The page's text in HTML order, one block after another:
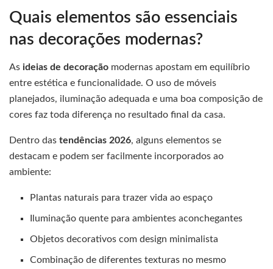
Quais elementos são essenciais
nas decorações modernas?
As ideias de decoração modernas apostam em equilíbrio
entre estética e funcionalidade. O uso de móveis
planejados, iluminação adequada e uma boa composição de
cores faz toda diferença no resultado final da casa.
Dentro das tendências 2026, alguns elementos se
destacam e podem ser facilmente incorporados ao
ambiente:
Plantas naturais para trazer vida ao espaço
Iluminação quente para ambientes aconchegantes
Objetos decorativos com design minimalista
Combinação de diferentes texturas no mesmo